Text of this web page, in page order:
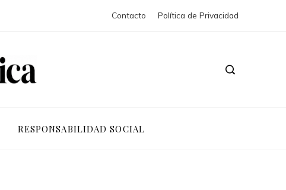
Contacto Política de Privacidad
RESPONSABILIDAD SOCIAL